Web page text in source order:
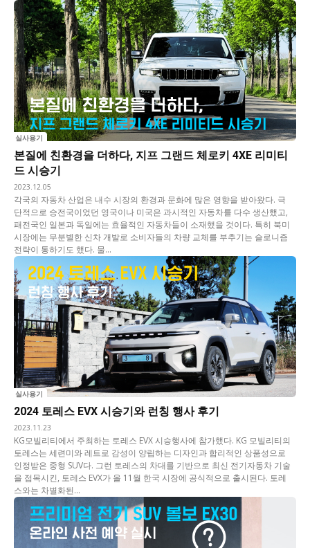
실사용기
본질에 친환경을 더하다, 지프 그랜드 체로키 4XE 리미티
드 시승기
2023.12.05
각국의 자동차 산업은 내수 시장의 환경과 문화에 많은 영향을 받아왔다. 극
단적으로 승전국이었던 영국이나 미국은 과시적인 자동차를 다수 생산했고,
패전국인 일본과 독일에는 효율적인 자동차들이 소재했을 것이다. 특히 북미
시장에는 무분별한 신차 개발로 소비자들의 차량 교체를 부추기는 슬로니즘
전략이 통하기도 했다. 물...
실사용기
2024 토레스 EVX 시승기와 런칭 행사 후기
2023.11.23
KG모빌리티에서 주최하는 토레스 EVX 시승행사에 참가했다. KG 모빌리티의
토레스는 세련미와 레트로 감성이 양립하는 디자인과 합리적인 상품성으로
인정받은 중형 SUV다. 그런 토레스의 차대를 기반으로 최신 전기자동차 기술
을 접목시킨, 토레스 EVX가 올 11월 한국 시장에 공식적으로 출시된다. 토레
스와는 차별화된...